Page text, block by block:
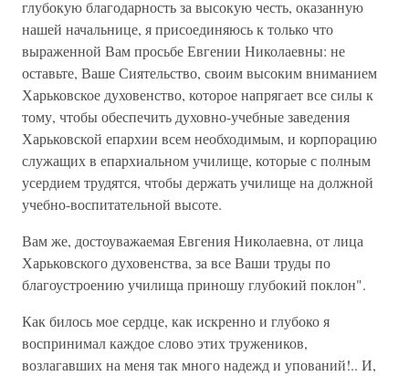
глубокую благодарность за высокую честь, оказанную
нашей начальнице, я присоединяюсь к только что
выраженной Вам просьбе Евгении Николаевны: не
оставьте, Ваше Сиятельство, своим высоким вниманием
Харьковское духовенство, которое напрягает все силы к
тому, чтобы обеспечить духовно-учебные заведения
Харьковской епархии всем необходимым, и корпорацию
служащих в епархиальном училище, которые с полным
усердием трудятся, чтобы держать училище на должной
учебно-воспитательной высоте.
Вам же, достоуважаемая Евгения Николаевна, от лица
Харьковского духовенства, за все Ваши труды по
благоустроению училища приношу глубокий поклон".
Как билось мое сердце, как искренно и глубоко я
воспринимал каждое слово этих тружеников,
возлагавших на меня так много надежд и упований!.. И,